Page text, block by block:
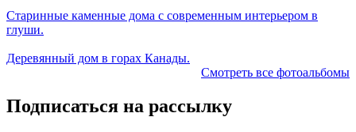
Старинные каменные дома с современным интерьером в
глуши.
Деревянный дом в горах Канады.
Смотреть все фотоальбомы
Подписаться на рассылку